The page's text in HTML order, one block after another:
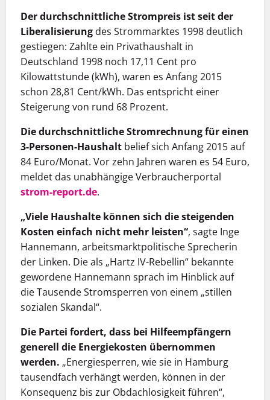
Der durchschnittliche Strompreis ist seit der
Liberalisierung des Strommarktes 1998 deutlich
gestiegen: Zahlte ein Privathaushalt in
Deutschland 1998 noch 17,11 Cent pro
Kilowattstunde (kWh), waren es Anfang 2015
schon 28,81 Cent/kWh. Das entspricht einer
Steigerung von rund 68 Prozent.
Die durchschnittliche Stromrechnung für einen
3-Personen-Haushalt belief sich Anfang 2015 auf
84 Euro/Monat. Vor zehn Jahren waren es 54 Euro,
meldet das unabhängige Verbraucherportal
strom-report.de.
„Viele Haushalte können sich die steigenden
Kosten einfach nicht mehr leisten“, sagte Inge
Hannemann, arbeitsmarktpolitische Sprecherin
der Linken. Die als „Hartz IV-Rebellin“ bekannte
gewordene Hannemann sprach im Hinblick auf
die Tausende Stromsperren von einem „stillen
sozialen Skandal“.
Die Partei fordert, dass bei Hilfeempfängern
generell die Energiekosten übernommen
werden. „Energiesperren, wie sie in Hamburg
tausendfach verhängt werden, können in der
Konsequenz bis zur Obdachlosigkeit führen“,